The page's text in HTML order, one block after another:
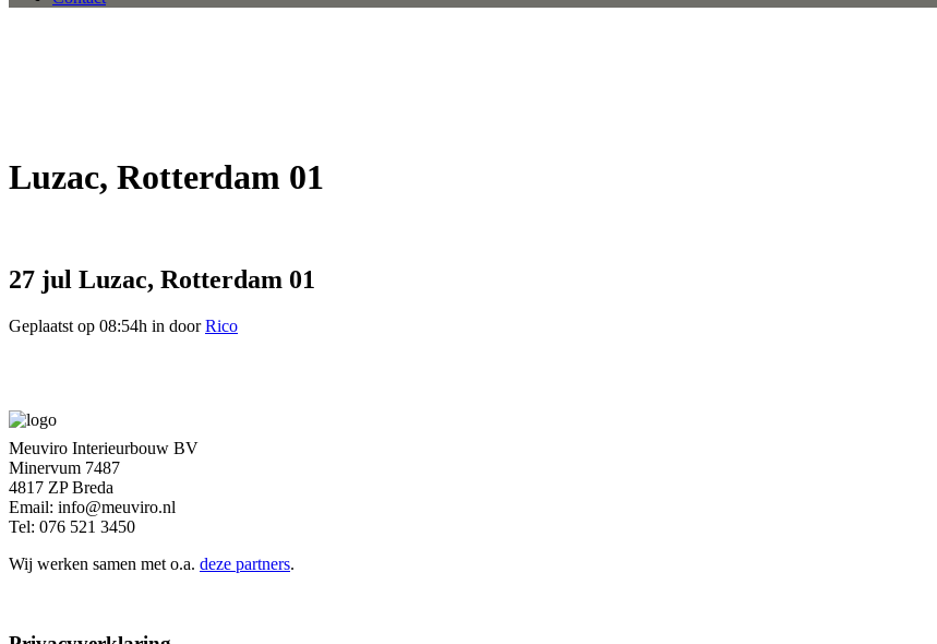
Luzac, Rotterdam 01
27 jul Luzac, Rotterdam 01
Geplaatst op 08:54h in doorRico
Meuviro Interieurbouw BV
Minervum 7487
4817 ZP Breda
Email: info@meuviro.nl
Tel: 076 521 3450
Wij werken samen met o.a. deze partners.